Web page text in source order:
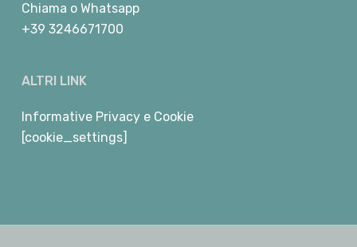
Chiama o Whatsapp
+39 3246671700
ALTRI LINK
Informative Privacy e Cookie
[cookie_settings]